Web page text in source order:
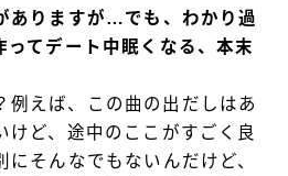
ありますが…でも、わかり過
ってデート中眠くなる、本末
例えば、この曲の出だしはあ
けど、途中のここがすごく良
にそんなでもないんだけど、